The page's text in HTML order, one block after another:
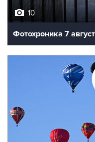
Фотохроника 7 августа